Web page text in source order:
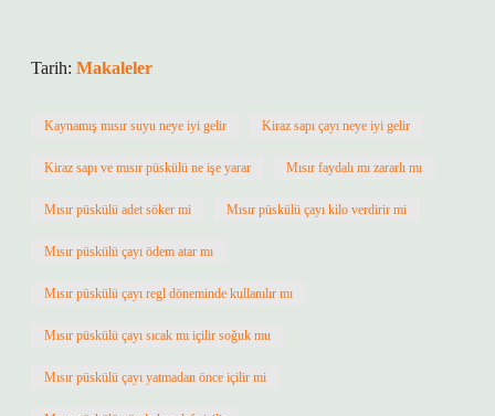
Tarih: Makaleler
Kaynamış mısır suyu neye iyi gelir Kiraz sapı çayı neye iyi gelir
Kiraz sapı ve mısır püskülü ne işe yarar Mısır faydalı mı zararlı mı
Mısır püskülü adet söker mi Mısır püskülü çayı kilo verdirir mi
Mısır püskülü çayı ödem atar mı
Mısır püskülü çayı regl döneminde kullanılır mı
Mısır püskülü çayı sıcak mı içilir soğuk mu
Mısır püskülü çayı yatmadan önce içilir mi